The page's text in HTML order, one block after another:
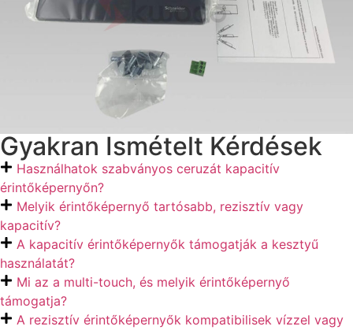
Gyakran Ismételt Kérdések
Használhatok szabványos ceruzát kapacitív
érintőképernyőn?
Melyik érintőképernyő tartósabb, rezisztív vagy
kapacitív?
A kapacitív érintőképernyők támogatják a kesztyű
használatát?
Mi az a multi-touch, és melyik érintőképernyő
támogatja?
A rezisztív érintőképernyők kompatibilisek vízzel vagy